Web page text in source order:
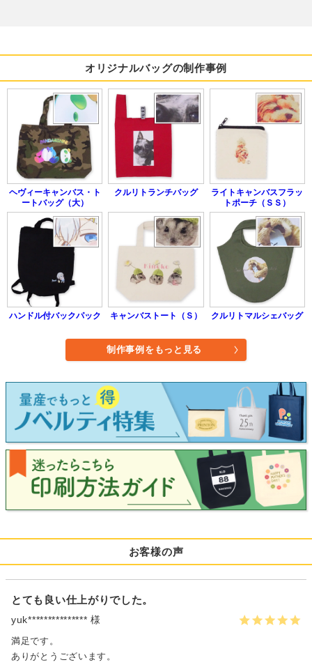
オリジナルバッグの制作事例
ヘヴィーキャンバス・ト
ートバッグ（大）
クルリトランチバッグ
ライトキャンバスフラッ
トポーチ（ＳＳ）
ハンドル付バックパック キャンバストート（Ｓ） クルリトマルシェバッグ
制作事例をもっと見る
お客様の声
とても良い仕上がりでした。
yuk*************** 様
満足です。
ありがとうございます。